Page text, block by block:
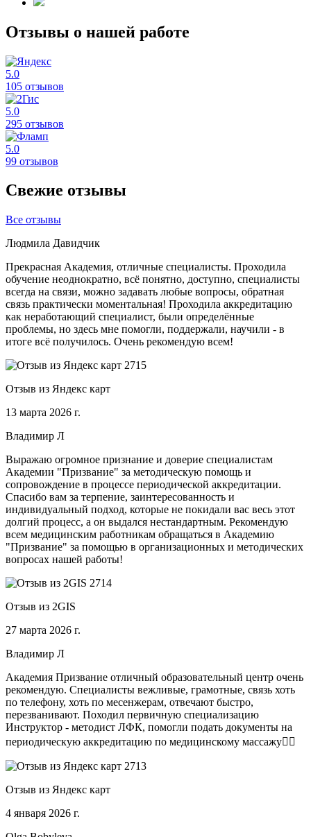
Отзывы о нашей работе
5.0
105 отзывов
5.0
295 отзывов
5.0
99 отзывов
Свежие отзывы
Все отзывы
Людмила Давидчик
Прекрасная Академия, отличные специалисты. Проходила
обучение неоднократно, всё понятно, доступно, специалисты
всегда на связи, можно задавать любые вопросы, обратная
связь практически моментальная! Проходила аккредитацию
как неработающий специалист, были определённые
проблемы, но здесь мне помогли, поддержали, научили - в
итоге всё получилось. Очень рекомендую всем!
Отзыв из Яндекс карт
13 марта 2026 г.
Владимир Л
Выражаю огромное признание и доверие специалистам
Академии "Призвание" за методическую помощь и
сопровождение в процессе периодической аккредитации.
Спасибо вам за терпение, заинтересованность и
индивидуальный подход, которые не покидали вас весь этот
долгий процесс, а он выдался нестандартным. Рекомендую
всем медицинским работникам обращаться в Академию
"Призвание" за помощью в организационных и методических
вопросах нашей работы!
Отзыв из 2GIS
27 марта 2026 г.
Владимир Л
Академия Призвание отличный образовательный центр очень
рекомендую. Специалисты вежливые, грамотные, связь хоть
по телефону, хоть по месенжерам, отвечают быстро,
перезванивают. Походил первичную специализацию
Инструктор - методист ЛФК, помогли подать документы на
периодическую аккредитацию по медицинскому массажу🧑‍⚕️
Отзыв из Яндекс карт
4 января 2026 г.